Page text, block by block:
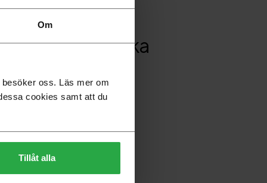
Om
oss. Läs mer om
cookies samt att du
Tillåt alla
lika
i”.